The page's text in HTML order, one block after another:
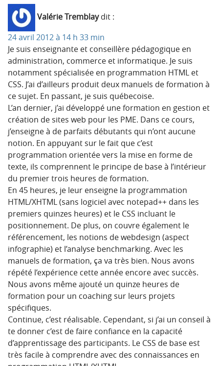
Valérie Tremblay dit :
24 avril 2012 à 14 h 33 min
Je suis enseignante et conseillère pédagogique en
administration, commerce et informatique. Je suis
notamment spécialisée en programmation HTML et
CSS. J’ai d’ailleurs produit deux manuels de formation à
ce sujet. En passant, je suis québecoise.
L’an dernier, j’ai développé une formation en gestion et
création de sites web pour les PME. Dans ce cours,
j’enseigne à de parfaits débutants qui n’ont aucune
notion. En appuyant sur le fait que c’est
programmation orientée vers la mise en forme de
texte, ils comprennent le principe de base à l’intérieur
du premier trois heures de formation.
En 45 heures, je leur enseigne la programmation
HTML/XHTML (sans logiciel avec notepad++ dans les
premiers quinzes heures) et le CSS incluant le
positionnement. De plus, on couvre également le
référencement, les notions de webdesign (aspect
infographie) et l’analyse benchmarking. Avec les
manuels de formation, ça va très bien. Nous avons
répété l’expérience cette année encore avec succès.
Nous avons même ajouté un quinze heures de
formation pour un coaching sur leurs projets
spécifiques.
Continue, c’est réalisable. Cependant, si j’ai un conseil à
te donner c’est de faire confiance en la capacité
d’apprentissage des participants. Le CSS de base est
très facile à comprendre avec des connaissances en